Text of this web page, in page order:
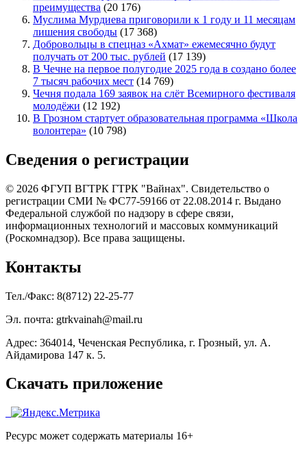
преимущества (20 176)
Муслима Мурдиева приговорили к 1 году и 11 месяцам
лишения свободы (17 368)
Добровольцы в спецназ «Ахмат» ежемесячно будут
получать от 200 тыс. рублей (17 139)
В Чечне на первое полугодие 2025 года в создано более
7 тысяч рабочих мест (14 769)
Чечня подала 169 заявок на слёт Всемирного фестиваля
молодёжи (12 192)
В Грозном стартует образовательная программа «Школа
волонтера» (10 798)
Сведения о регистрации
© 2026 ФГУП ВГТРК ГТРК "Вайнах". Свидетельство о
регистрации СМИ № ФС77-59166 от 22.08.2014 г. Выдано
Федеральной службой по надзору в сфере связи,
информационных технологий и массовых коммуникаций
(Роскомнадзор). Все права защищены.
Контакты
Тел./Факс: 8(8712) 22-25-77
Эл. почта: gtrkvainah@mail.ru
Адрес: 364014, Чеченская Республика, г. Грозный, ул. А.
Айдамирова 147 к. 5.
Скачать приложение
Ресурс может содержать материалы 16+